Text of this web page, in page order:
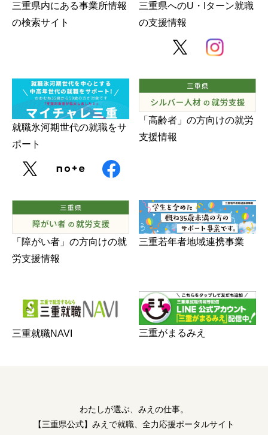
三重県内にある事業所情報
の検索サイト
三重県へのU・Iターン就職
の支援情報
就職氷河期世代の就職をサ
ポート
「高齢者」の方向けの就労
支援情報
「障がい者」の方向けの就
労支援情報
三重若年者地域連携事業
三重就職NAVI 三重がまるみえ
わたしが選ぶ、みえの仕事。
【三重県公式】みえで就職、全力応援ポータルサイト